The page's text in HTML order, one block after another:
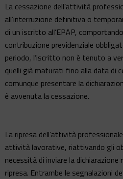
La cessazione dell’attività
all’interruzione definitiva o
di un iscritto all’EPAP,
contribuzione previdenziale
periodo, l’iscritto non è tenuto a
quelli già maturati fino alla data di
comunque presentare la
è avvenuta la cessazione.
La ripresa dell’attività
attività lavorative, riattivando gli
necessità di inviare la dichiarazione
ripresa. Entrambe le segnalazioni